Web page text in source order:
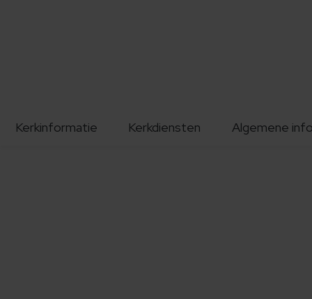
Kerkinformatie Kerkdiensten Algemene